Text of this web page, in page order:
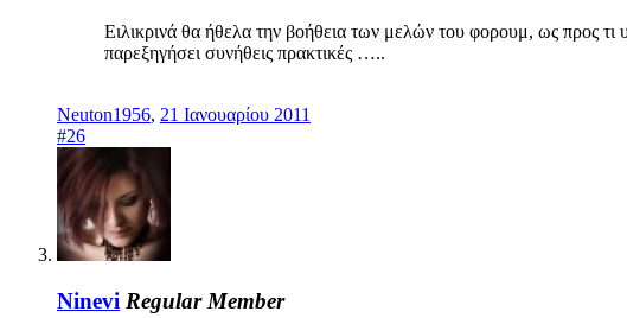
Ειλικρινά θα ήθελα την βοήθεια των μελών του φορουμ, ως προς
παρεξηγήσει συνήθεις πρακτικές …..
Neuton1956, 21 Ιανουαρίου 2011
#26
Ninevi Regular Member